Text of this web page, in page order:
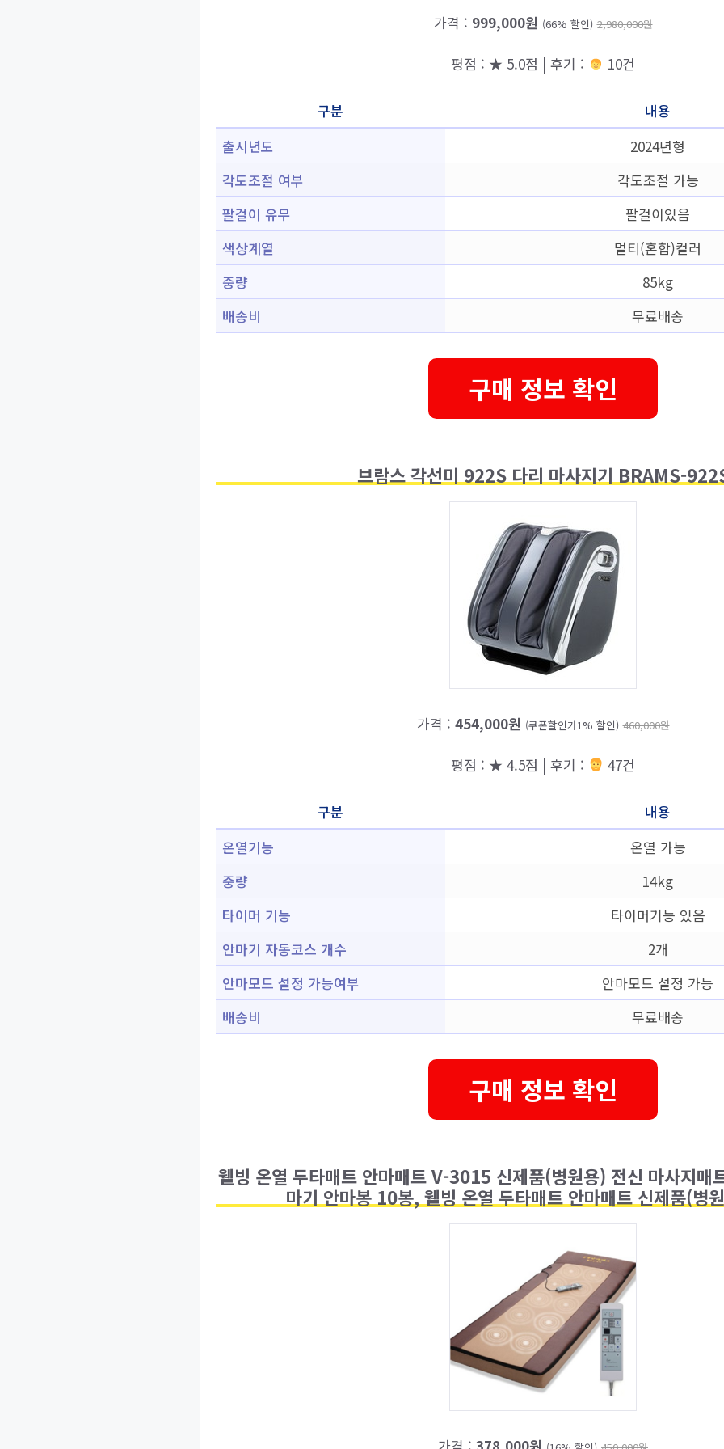
가격 : 999,000원 (66% 할인) 2,980,000원
평점 : ★ 5.0점 | 후기 : 10건
구분
내용
출시년도
2024년형
각도조절 여부
각도조절 가능
팔걸이 유무
팔걸이있음
색상계열
멀티(혼합)컬러
중량
85kg
배송비
무료배송
구매 정보 확인
브람스 각선미 922S 다리 마사지기 BRAMS-
가격 : 454,000원 (쿠폰할인가1% 할인) 460,000원
평점 : ★ 4.5점 | 후기 : 47건
구분
내용
온열기능
온열 가능
중량
14kg
타이머 기능
타이머기능 있음
안마기 자동코스 개수
2개
안마모드 설정 가능여부
안마모드 설정 가능
배송비
무료배송
구매 정보 확인
웰빙 온열 두타매트 안마매트 V-3015 신제품(병원용) 전신 마사지
마기 안마봉 10봉, 웰빙 온열 두타매트 안마매트 신제품(병